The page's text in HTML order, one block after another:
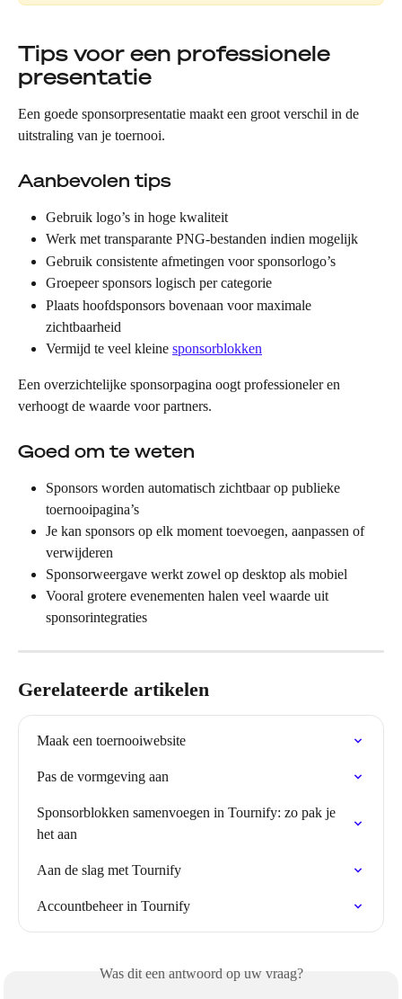
Tips voor een professionele
presentatie
Een goede sponsorpresentatie maakt een groot verschil in de
uitstraling van je toernooi.
Aanbevolen tips
Gebruik logo’s in hoge kwaliteit
Werk met transparante PNG-bestanden indien mogelijk
Gebruik consistente afmetingen voor sponsorlogo’s
Groepeer sponsors logisch per categorie
Plaats hoofdsponsors bovenaan voor maximale
zichtbaarheid
Vermijd te veel kleine sponsorblokken
Een overzichtelijke sponsorpagina oogt professioneler en
verhoogt de waarde voor partners.
Goed om te weten
Sponsors worden automatisch zichtbaar op publieke
toernooipagina’s
Je kan sponsors op elk moment toevoegen, aanpassen of
verwijderen
Sponsorweergave werkt zowel op desktop als mobiel
Vooral grotere evenementen halen veel waarde uit
sponsorintegraties
Gerelateerde artikelen
Maak een toernooiwebsite
Pas de vormgeving aan
Sponsorblokken samenvoegen in Tournify: zo pak je
het aan
Aan de slag met Tournify
Accountbeheer in Tournify
Was dit een antwoord op uw vraag?